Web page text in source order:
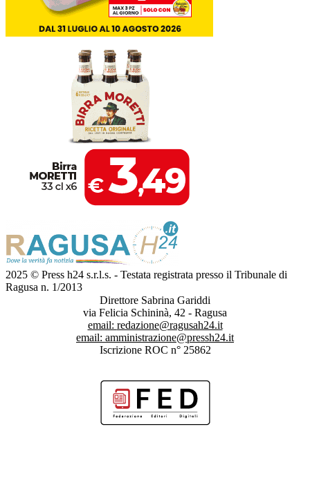
2025 © Press h24 s.r.l.s. - Testata registrata presso il Tribunale di
Ragusa n. 1/2013
Direttore Sabrina Gariddi
via Felicia Schininà, 42 - Ragusa
email: redazione@ragusah24.it
email: amministrazione@pressh24.it
Iscrizione ROC n° 25862